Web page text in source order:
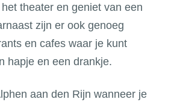
theater en geniet van een
zijn er ook genoeg
en cafes waar je kunt
hapje en een drankje.
aan den Rijn wanneer je